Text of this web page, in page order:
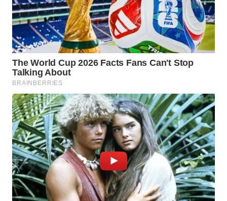
WAHANANEWS
CO ID
WAHANANEWS
WAHANA
SPORT
WAHANA
UMKM
WAHANA
SELEB
WAHANA